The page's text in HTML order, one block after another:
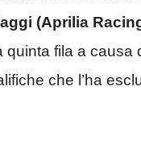
(Aprilia
quinta fila a causa
che l’ha